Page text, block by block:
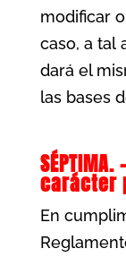
modificar
caso, a tal
dará el
las bases
carácter
En